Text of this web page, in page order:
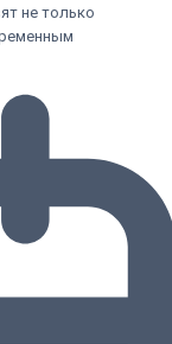
не только